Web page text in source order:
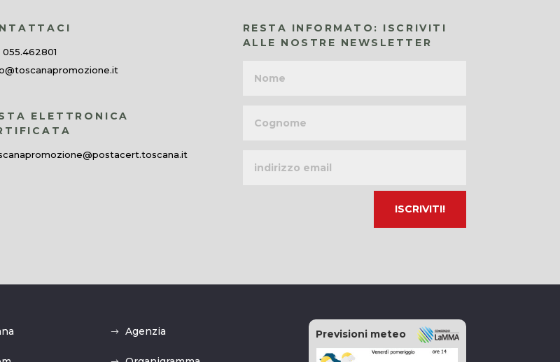
ELETTRONICA
RESTA INFORMATO: ISCRIVITI
ALLE NOSTRE NEWSLETTER
email
Agenzia Previsioni meteo